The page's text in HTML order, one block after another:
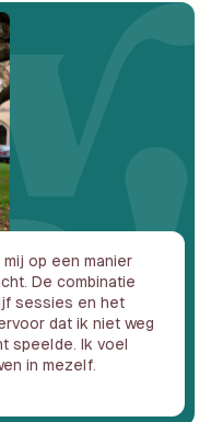
op een manier
De combinatie
sessies en het
dat ik niet weg
speelde. Ik voel
in mezelf.